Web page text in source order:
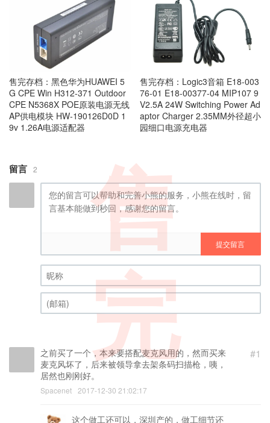
售完存档：黑色华为HUAWEI 5
G CPE Win H312-371 Outdoor
CPE N5368X POE原装电源无线
AP供电模块 HW-190126D0D 1
9v 1.26A电源适配器
售完存档：Logic3音箱 E18-003
76-01 E18-00377-04 MIP107 9
V2.5A 24W Switching Power Ad
aptor Charger 2.35MM外径超小
园细口电源充电器
留言 2
提交留言
昵称 (必填)
#1
之前买了一个，本来要搭配麦克风用的，然而买来
麦克风坏了，后来被领导拿去架条码扫描枪，咦，
居然也刚刚好。
Spacenet 2017-12-30 21:02:17
这个做工还可以，深圳产的，做工细节还
售
完